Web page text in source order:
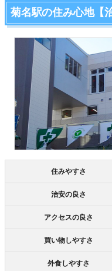
菊名駅の住み心地【
住みやすさ
治安の良さ
アクセスの良さ
買い物しやすさ
外食しやすさ